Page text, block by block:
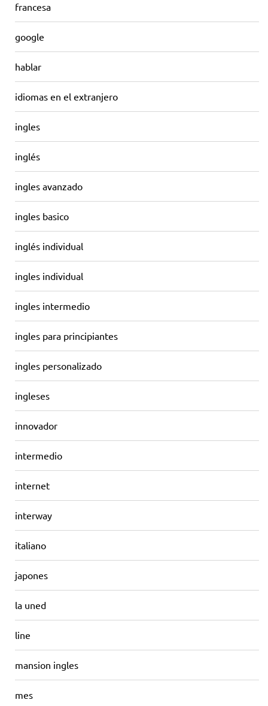
francesa
google
hablar
idiomas en el extranjero
ingles
inglés
ingles avanzado
ingles basico
inglés individual
ingles individual
ingles intermedio
ingles para principiantes
ingles personalizado
ingleses
innovador
intermedio
internet
interway
italiano
japones
la uned
line
mansion ingles
mes